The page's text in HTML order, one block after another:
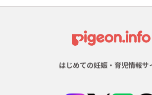
はじめての妊娠・育児情報サ